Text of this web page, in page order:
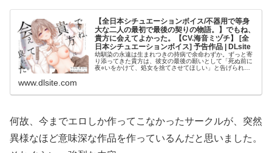
【全日本シチュエーションボイス/不器用で等身
大な二人の最初で最後の契りの物語。】でもね、
貴方に会えてよかった。【CV.海音ミヅチ】 [全
日本シチュエーションボイス] 予告作品 | DLsite
幼馴染の永遠は生まれつきの持病で余命わずか。ずっと寄
り添ってきた貴方は、彼女の最後の願いとして「死ぬ前に
夜○いをかけて、処女を捨てさせてほしい」と告げられ
www.dlsite.com
何故、今までエロしか作ってこなかったサークルが、突然
異様なほど意味深な作品を作っているんだと思いました。